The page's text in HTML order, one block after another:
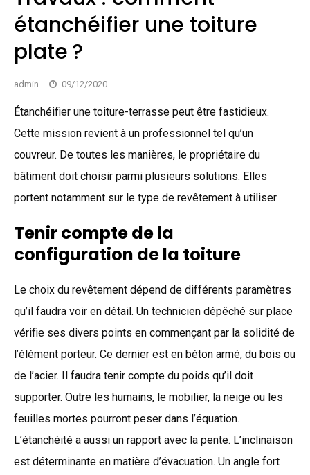
étanchéifier une toiture
plate ?
admin 09/12/2020
Étanchéifier une toiture-terrasse peut être fastidieux.
Cette mission revient à un professionnel tel qu’un
couvreur. De toutes les manières, le propriétaire du
bâtiment doit choisir parmi plusieurs solutions. Elles
portent notamment sur le type de revêtement à utiliser.
Tenir compte de la
configuration de la toiture
Le choix du revêtement dépend de différents paramètres
qu’il faudra voir en détail. Un technicien dépêché sur place
vérifie ses divers points en commençant par la solidité de
l’élément porteur. Ce dernier est en béton armé, du bois ou
de l’acier. Il faudra tenir compte du poids qu’il doit
supporter. Outre les humains, le mobilier, la neige ou les
feuilles mortes pourront peser dans l’équation.
L’étanchéité a aussi un rapport avec la pente. L’inclinaison
est déterminante en matière d’évacuation. Un angle fort